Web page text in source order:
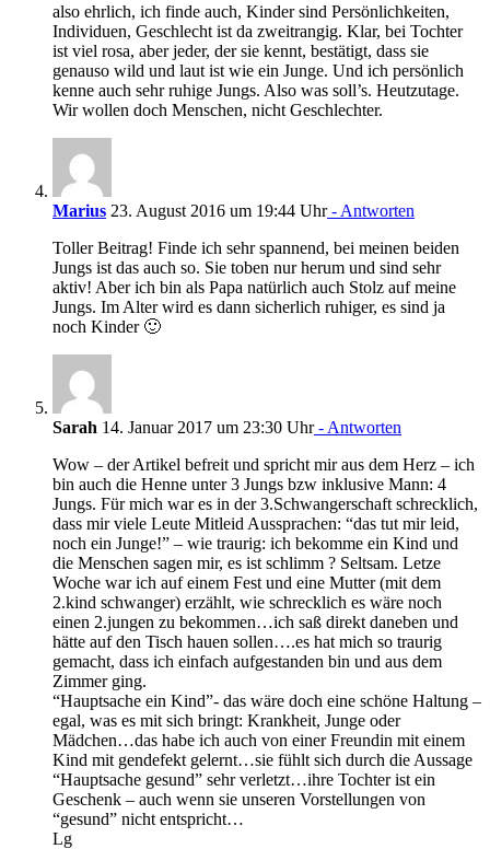
also ehrlich, ich finde auch, Kinder sind Persönlichkeiten,
Individuen, Geschlecht ist da zweitrangig. Klar, bei Tochter
ist viel rosa, aber jeder, der sie kennt, bestätigt, dass sie
genauso wild und laut ist wie ein Junge. Und ich persönlich
kenne auch sehr ruhige Jungs. Also was soll’s. Heutzutage.
Wir wollen doch Menschen, nicht Geschlechter.
Marius 23. August 2016 um 19:44 Uhr- Antworten
Toller Beitrag! Finde ich sehr spannend, bei meinen beiden
Jungs ist das auch so. Sie toben nur herum und sind sehr
aktiv! Aber ich bin als Papa natürlich auch Stolz auf meine
Jungs. Im Alter wird es dann sicherlich ruhiger, es sind ja
noch Kinder 🙂
Sarah 14. Januar 2017 um 23:30 Uhr- Antworten
Wow – der Artikel befreit und spricht mir aus dem Herz – ich
bin auch die Henne unter 3 Jungs bzw inklusive Mann: 4
Jungs. Für mich war es in der 3.Schwangerschaft schrecklich,
dass mir viele Leute Mitleid Aussprachen: “das tut mir leid,
noch ein Junge!” – wie traurig: ich bekomme ein Kind und
die Menschen sagen mir, es ist schlimm ? Seltsam. Letze
Woche war ich auf einem Fest und eine Mutter (mit dem
2.kind schwanger) erzählt, wie schrecklich es wäre noch
einen 2.jungen zu bekommen…ich saß direkt daneben und
hätte auf den Tisch hauen sollen….es hat mich so traurig
gemacht, dass ich einfach aufgestanden bin und aus dem
Zimmer ging.
“Hauptsache ein Kind”- das wäre doch eine schöne Haltung –
egal, was es mit sich bringt: Krankheit, Junge oder
Mädchen…das habe ich auch von einer Freundin mit einem
Kind mit gendefekt gelernt…sie fühlt sich durch die Aussage
“Hauptsache gesund” sehr verletzt…ihre Tochter ist ein
Geschenk – auch wenn sie unseren Vorstellungen von
“gesund” nicht entspricht…
Lg